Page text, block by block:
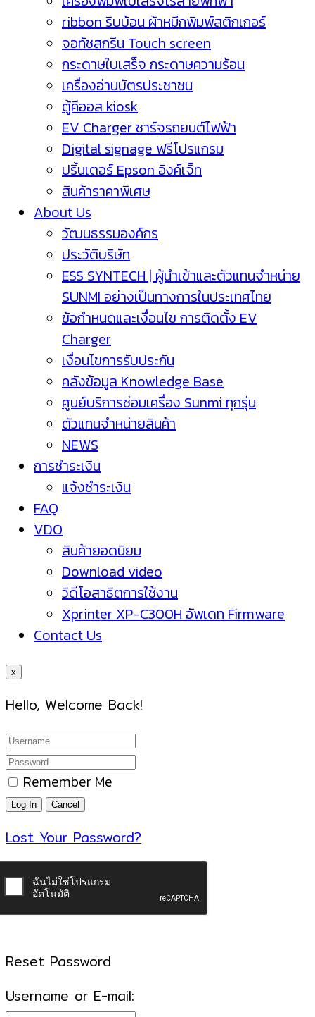
ribbon ริบบ้อน ผ้าหมึกพิมพ์สติกเกอร์
จอทัชสกรีน Touch screen
กระดาษใบเสร็จ กระดาษความร้อน
เครื่องอ่านบัตรประชาชน
ตู้คีออส kiosk
EV Charger ชาร์จรถยนต์ไฟฟ้า
Digital signage ฟรีโปรแกรม
ปริ้นเตอร์ Epson อิงค์เจ็ท
สินค้าราคาพิเศษ
About Us
วัฒนธรรมองค์กร
ประวัติบริษัท
ESS SYNTECH | ผู้นำเข้าและตัวแทนจำหน่าย
SUNMI อย่างเป็นทางการในประเทศไทย
ข้อกำหนดและเงื่อนไข การติดตั้ง EV
Charger
เงื่อนไขการรับประกัน
คลังข้อมูล Knowledge Base
ศูนย์บริการซ่อมเครื่อง Sunmi ทุกรุ่น
ตัวแทนจำหน่ายสินค้า
NEWS
การชำระเงิน
แจ้งชำระเงิน
FAQ
VDO
สินค้ายอดนิยม
Download video
วิดีโอสาธิตการใช้งาน
Xprinter XP-C300H อัพเดท Firmware
Contact Us
x
Hello, Welcome Back!
Remember Me
Lost Your Password?
Reset Password
Username or E-mail: